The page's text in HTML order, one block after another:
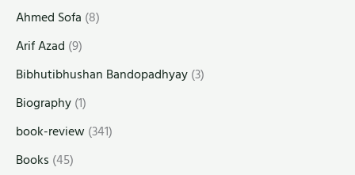
Ahmed Sofa (8)
Arif Azad (9)
Bibhutibhushan Bandopadhyay(3)
Biography(1)
book-review(341)
Books (45)